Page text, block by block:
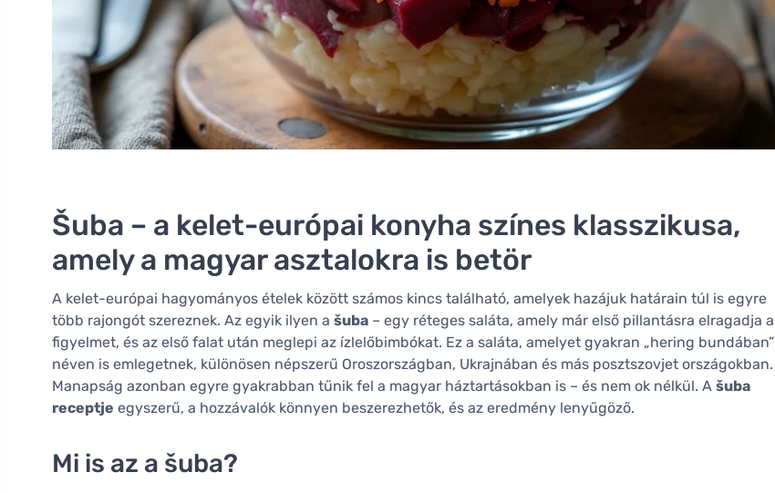
Šuba – a kelet-európai konyha színes klasszikusa,
amely a magyar asztalokra is betör
A kelet-európai hagyományos ételek között számos kincs található, amelyek hazájuk határain túl is egyre
több rajongót szereznek. Az egyik ilyen a šuba – egy réteges saláta, amely már első pillantásra elragadja a
figyelmet, és az első falat után meglepi az ízlelőbimbókat. Ez a saláta, amelyet gyakran „hering bundában”
néven is emlegetnek, különösen népszerű Oroszországban, Ukrajnában és más posztszovjet országokban.
Manapság azonban egyre gyakrabban tűnik fel a magyar háztartásokban is – és nem ok nélkül. A šuba
receptje egyszerű, a hozzávalók könnyen beszerezhetők, és az eredmény lenyűgöző.
Mi is az a šuba?